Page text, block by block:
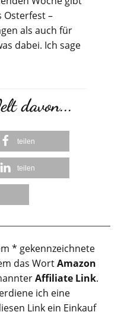
Osterfest –
als auch für
dabei. Ich sage
davon...
teilen
teilen
* gekennzeichnete
das WortAmazon
Affiliate Link.
ich eine
Link ein Einkauf